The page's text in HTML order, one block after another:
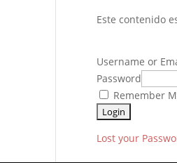
Este contenido
Username or
Password
Remember
Lost your